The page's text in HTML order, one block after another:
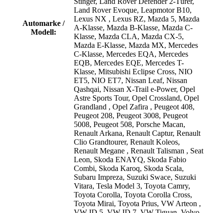
Automarke /
Modell:
Land Rover Evoque, Leapmotor B10,
Lexus NX , Lexus RZ, Mazda 5, Mazda
A-Klasse, Mazda B-Klasse, Mazda C-
Klasse, Mazda CLA, Mazda CX-5,
Mazda E-Klasse, Mazda MX, Mercedes
C-Klasse, Mercedes EQA, Mercedes
EQB, Mercedes EQE, Mercedes T-
Klasse, Mitsubishi Eclipse Cross, NIO
ET5, NIO ET7, Nissan Leaf, Nissan
Qashqai, Nissan X-Trail e-Power, Opel
Astre Sports Tour, Opel Crossland, Opel
Grandland , Opel Zafira , Peugeot 408,
Peugeot 208, Peugeot 3008, Peugeot
5008, Peugeot 508, Porsche Macan,
Renault Arkana, Renault Captur, Renault
Clio Grandtourer, Renault Koleos,
Renault Megane , Renault Talisman , Seat
Leon, Skoda ENAYQ, Skoda Fabio
Combi, Skoda Karoq, Skoda Scala,
Subaru Impreza, Suzuki Swace, Suzuki
Vitara, Tesla Model 3, Toyota Camry,
Toyota Corolla, Toyota Corolla Cross,
Toyota Mirai, Toyota Prius, VW Arteon ,